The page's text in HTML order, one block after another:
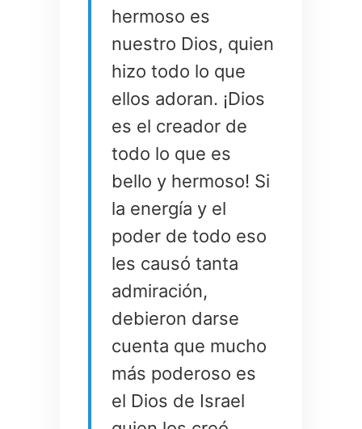
hermoso es
nuestro Dios, quien
hizo todo lo que
ellos adoran. ¡Dios
es el creador de
todo lo que es
bello y hermoso! Si
la energía y el
poder de todo eso
les causó tanta
admiración,
debieron darse
cuenta que mucho
más poderoso es
el Dios de Israel